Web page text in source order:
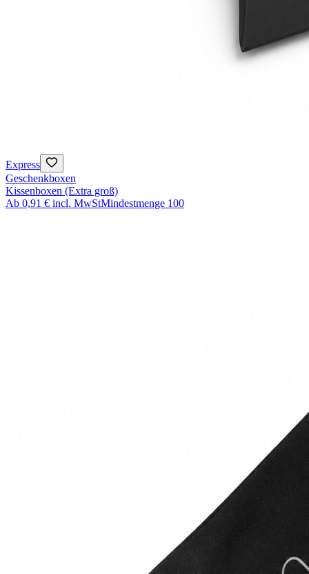
Express
Geschenkboxen
Kissenboxen (Extra groß)
Ab 0,91 € incl. MwStMindestmenge 100